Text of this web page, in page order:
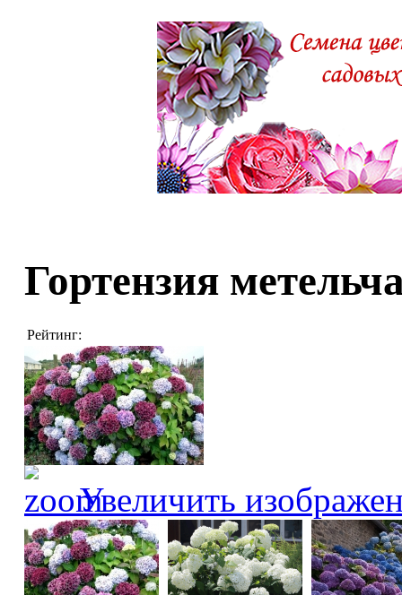
Гортензия
Рейтинг:
Увеличить